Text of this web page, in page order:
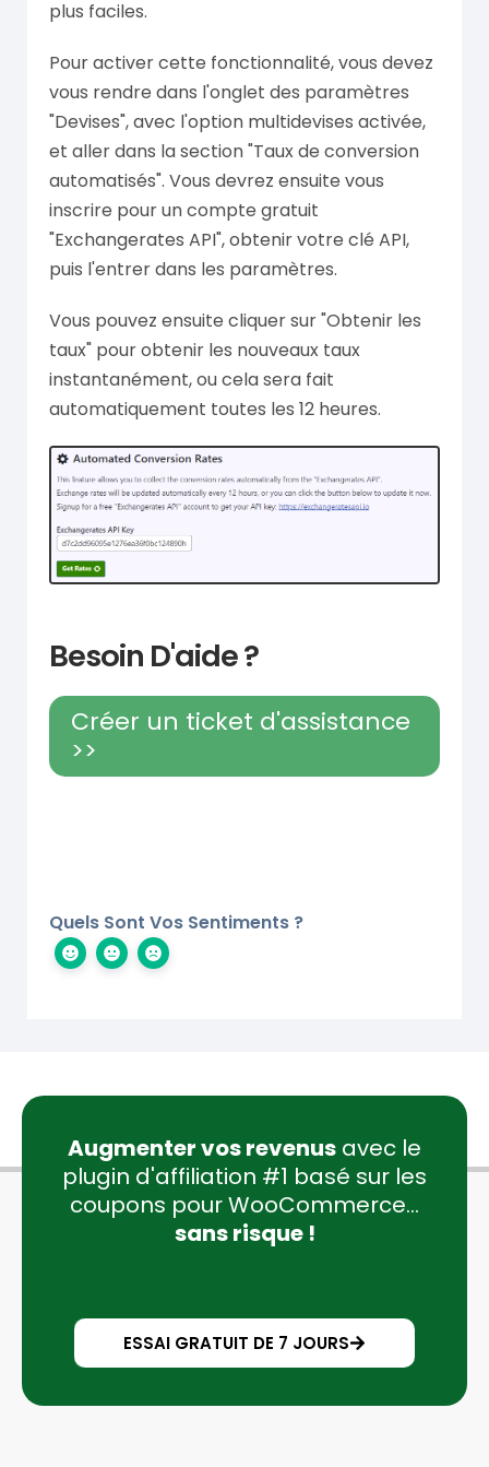
plus faciles.
Pour activer cette fonctionnalité, vous devez
vous rendre dans l'onglet des paramètres
"Devises", avec l'option multidevises activée,
et aller dans la section "Taux de conversion
automatisés". Vous devrez ensuite vous
inscrire pour un compte gratuit
"Exchangerates API", obtenir votre clé API,
puis l'entrer dans les paramètres.
Vous pouvez ensuite cliquer sur "Obtenir les
taux" pour obtenir les nouveaux taux
instantanément, ou cela sera fait
automatiquement toutes les 12 heures.
Besoin D'aide ?
Créer un ticket d'assistance
>>
Quels Sont Vos Sentiments ?
Augmenter vos revenus avec le
plugin d'affiliation #1 basé sur les
coupons pour WooCommerce...
sans risque !
ESSAI GRATUIT DE 7 JOURS